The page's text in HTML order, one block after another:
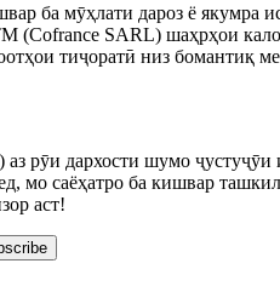
ба мӯҳлати дароз ё якумра
(Cofrance SARL) шаҳрҳои
тиҷоратӣ низ бомантиқ
рӯи дархости шумо ҷустуҷӯи
мо саёҳатро ба кишвар
аст!